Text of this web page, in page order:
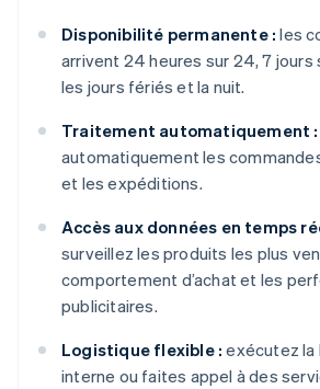
Disponibilité permanente : les
arrivent 24 heures sur 24, 7 jours
les jours fériés et la nuit.
Traitement automatiquement :
automatiquement les
et les expéditions.
Accès aux données en temps
surveillez les produits les plus
comportement d’achat et les
publicitaires.
Logistique flexible : exécutez la
interne ou faites appel à des